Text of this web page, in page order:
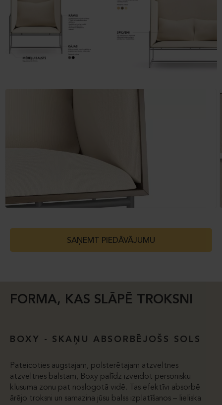
SAŅEMT PIEDĀVĀJUMU
FORMA, KAS SLĀPĒ TROKSNI
BOXY - SKAŅU ABSORBĒJOŠS SOLS
Pateicoties augstajam, polsterētajam atzveltnes
atzveltnes balstam, Boxy palīdz izveidot personisku
klusuma zonu pat noslogotā vidē. Tas efektīvi absorbē
ārējo troksni un samazina jūsu balss izplatīšanos – lieliska